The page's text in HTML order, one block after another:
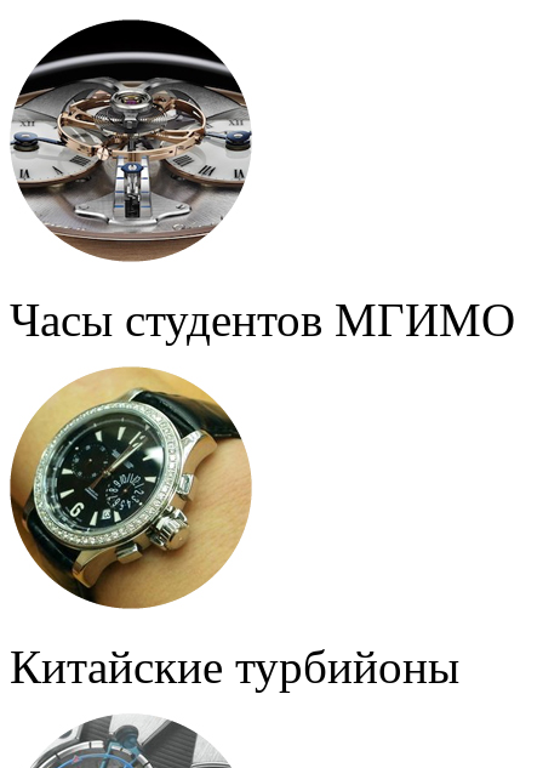
Часы студентов МГИМО
Китайские турбийоны